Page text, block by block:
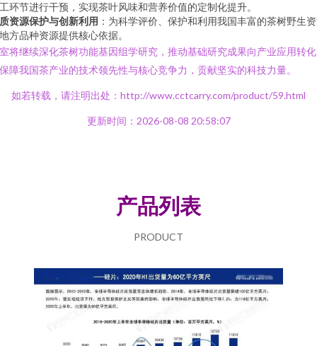
环节进行干预，实现茶叶风味和营养价值的定制化提升。
资源保护与创新利用 ：为科学评价、保护和利用我国丰富的茶树野生
方品种资源提供核心依据。
将继续深化茶树功能基因组学研究，推动基础研究成果向产业应用转
障我国茶产业的技术领先性与核心竞争力，贡献坚实的科技力量。
如若转载，请注明出处：http://www.cctcarry.com/product/59.html
更新时间：2026-08-08 20:58:07
产品列表
PRODUCT